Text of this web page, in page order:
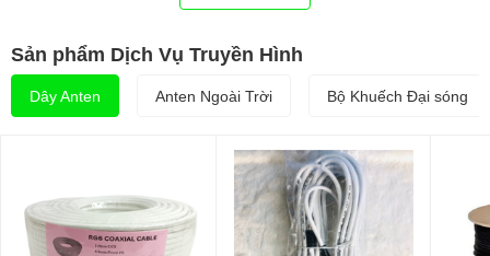
Sản phẩm Dịch Vụ Truyền Hình
Dây Anten Anten Ngoài Trời Bộ Khuếch Đại sóng